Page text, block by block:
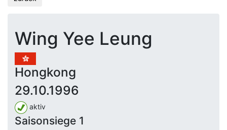
Wing Yee Leung
Hongkong
29.10.1996
aktiv
Saisonsiege 1